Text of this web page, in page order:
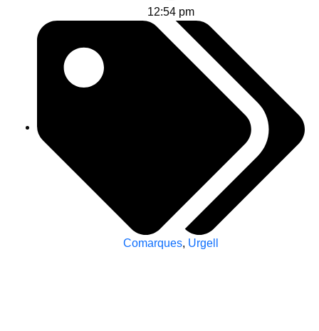
12:54 pm
Comarques, Urgell